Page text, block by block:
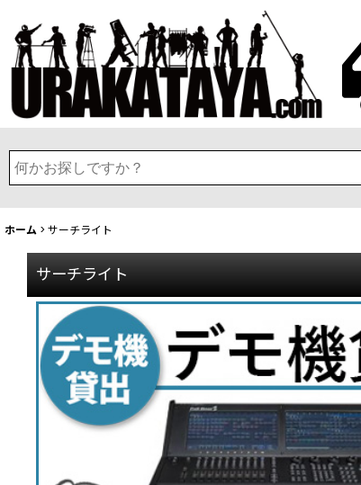
ホーム > サーチライト
サーチライト